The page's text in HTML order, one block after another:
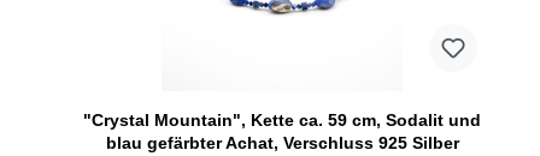
"Crystal Mountain", Kette ca. 59 cm, Sodalit und
blau gefärbter Achat, Verschluss 925 Silber